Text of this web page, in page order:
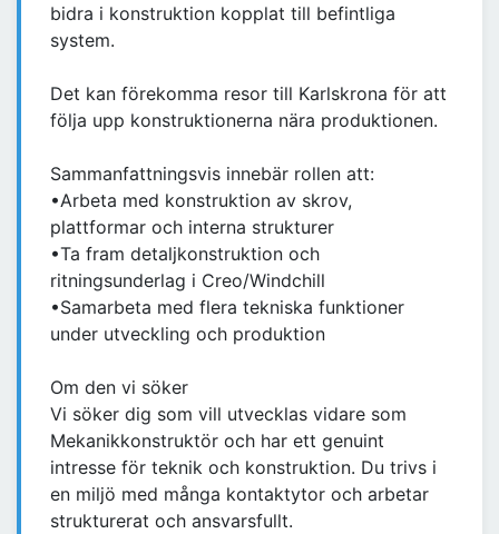
bidra i konstruktion kopplat till befintliga
system.
Det kan förekomma resor till Karlskrona för att
följa upp konstruktionerna nära produktionen.
Sammanfattningsvis innebär rollen att:
•Arbeta med konstruktion av skrov,
plattformar och interna strukturer
•Ta fram detaljkonstruktion och
ritningsunderlag i Creo/Windchill
•Samarbeta med flera tekniska funktioner
under utveckling och produktion
Om den vi söker
Vi söker dig som vill utvecklas vidare som
Mekanikkonstruktör och har ett genuint
intresse för teknik och konstruktion. Du trivs i
en miljö med många kontaktytor och arbetar
strukturerat och ansvarsfullt.